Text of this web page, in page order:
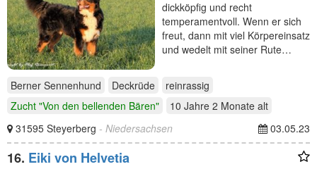
dickköpfig und recht
temperamentvoll. Wenn er sich
freut, dann mit viel Körpereinsatz
und wedelt mit seiner Rute…
Berner Sennenhund Deckrüde
reinrassig
Zucht "Von den bellenden Bären"
10 Jahre 2 Monate alt
31595 Steyerberg - Niedersachsen 03.05.23
16. Eiki von Helvetia